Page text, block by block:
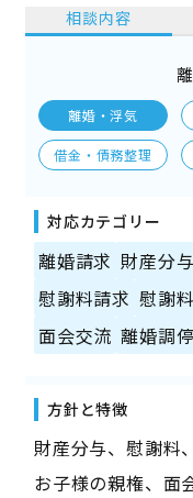
相談内容
離婚・浮気
借金・債務整理
対応カテゴリー
離婚請求 財産分与
慰謝料請求 慰謝
面会交流 離婚調停
方針と特徴
財産分与、慰謝料
お子様の親権、面